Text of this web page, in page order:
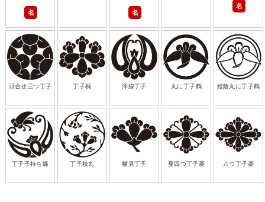
名 名
名
頭合せ三つ丁子 丁子桐 浮線丁子 丸に丁子鶴 総陰丸に丁子鶴
丁子子持ち蝶 丁子枝丸 横見丁子 蔓四つ丁子菱 八つ丁子菱